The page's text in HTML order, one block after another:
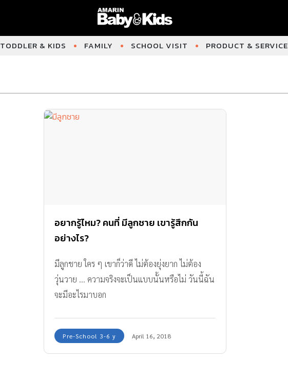
TODDLER & KIDS FAMILY SCHOOL VISIT PRODUCT & SERVICE
อยากรู้ไหม? คนที่ มีลูกชาย เขารู้สึกกัน
อย่างไร?
มีลูกชาย ใคร ๆ เขาก็ว่าดี ไม่ต้องยุ่งยาก ไม่ต้อง
วุ่นวาย ... ความจริงจะเป็นแบบนั้นหรือไม่ วันนี้ฉัน
จะมีอะไรมาบอก
Pre-School 3-6 y April 16, 2018